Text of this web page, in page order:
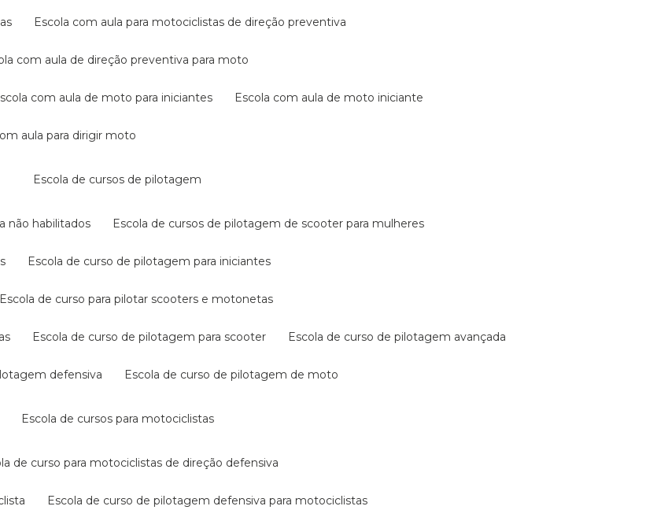
escola com aula para motociclistas de direção preventiva
com aula de direção preventiva para moto
escola com aula de moto para iniciantes escola com aula de moto iniciante
aula para dirigir moto
escola de cursos de pilotagem
não habilitados escola de cursos de pilotagem de scooter para mulheres
escola de curso de pilotagem para iniciantes
escola de curso para pilotar scooters e motonetas
escola de curso de pilotagem para scooter escola de curso de pilotagem avançada
defensiva escola de curso de pilotagem de moto
escola de cursos para motociclistas
de curso para motociclistas de direção defensiva
escola de curso de pilotagem defensiva para motociclistas